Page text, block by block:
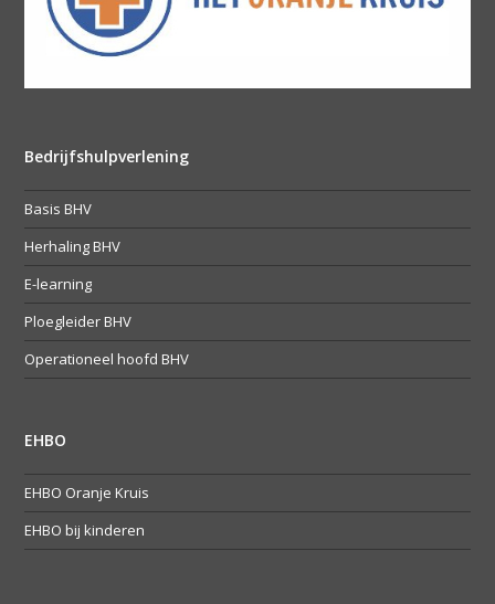
Bedrijfshulpverlening
Basis BHV
Herhaling BHV
E-learning
Ploegleider BHV
Operationeel hoofd BHV
EHBO
EHBO Oranje Kruis
EHBO bij kinderen